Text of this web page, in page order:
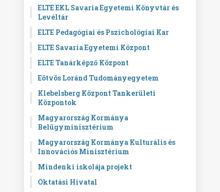
ELTE EKL Savaria Egyetemi Könyvtár és
Levéltár
ELTE Pedagógiai és Pszichológiai Kar
ELTE Savaria Egyetemi Központ
ELTE Tanárképző Központ
Eötvös Loránd Tudományegyetem
Klebelsberg Központ Tankerületi
Központok
Magyarország Kormánya
Belügyminisztérium
Magyarország Kormánya Kulturális és
Innovációs Minisztérium
Mindenki iskolája projekt
Oktatási Hivatal